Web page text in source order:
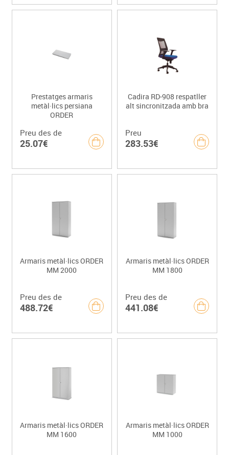
Prestatges armaris
metàl·lics persiana
ORDER
Preu des de
25.07€
Cadira RD-908 respatller
alt sincronitzada amb bra
Preu
283.53€
Armaris metàl·lics ORDER
MM 2000
Preu des de
488.72€
Armaris metàl·lics ORDER
MM 1800
Preu des de
441.08€
Armaris metàl·lics ORDER
MM 1600
Armaris metàl·lics ORDER
MM 1000